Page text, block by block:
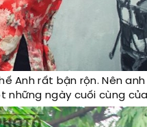
Anh rất bận rộn. Nên
những ngày cuối cùng